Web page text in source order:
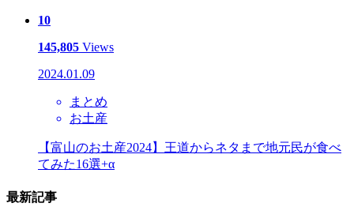
10
145,805 Views
2024.01.09
まとめ
お土産
【富山のお土産2024】王道からネタまで地元民が食べ
てみた16選+α
最新記事